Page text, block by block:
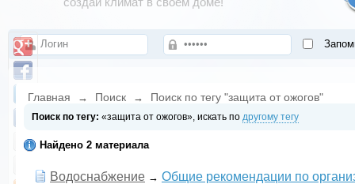
Главная → Поиск → Поиск по тегу "защита от ожогов"
Поиск по тегу: «защита от ожогов», искать по другому тегу
Найдено 2 материала
Водоснабжение → Общие рекомендации по